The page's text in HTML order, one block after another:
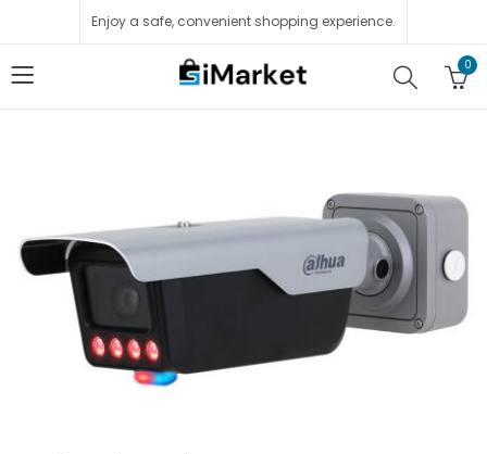
Enjoy a safe, convenient shopping experience.
0